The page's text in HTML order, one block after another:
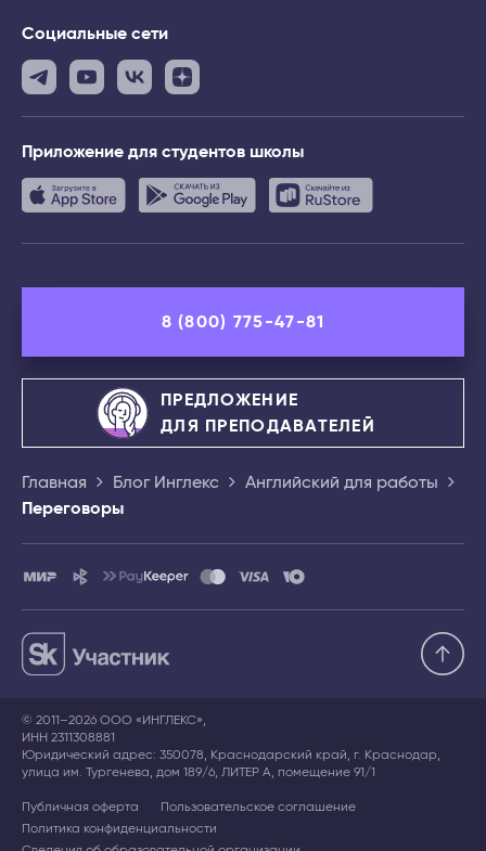
Социальные сети
Приложение для студентов школы
8 (800) 775-47-81
ПРЕДЛОЖЕНИЕ
ДЛЯ ПРЕПОДАВАТЕЛЕЙ
Главная Блог Инглекс
Английский для работы
Переговоры
© 2011–2026 ООО «ИНГЛЕКС»,
ИНН 2311308881
Юридический адрес: 350078, Краснодарский край, г. Краснодар,
улица им. Тургенева, дом 189/6, ЛИТЕР А, помещение 91/1
Публичная оферта
Пользовательское соглашение
Политика конфиденциальности